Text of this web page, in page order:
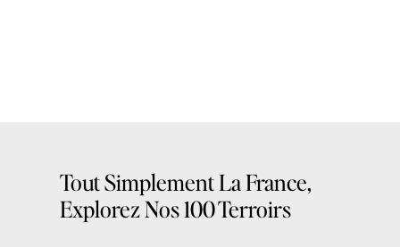
Tout Simplement La France,
Explorez Nos 100 Terroirs